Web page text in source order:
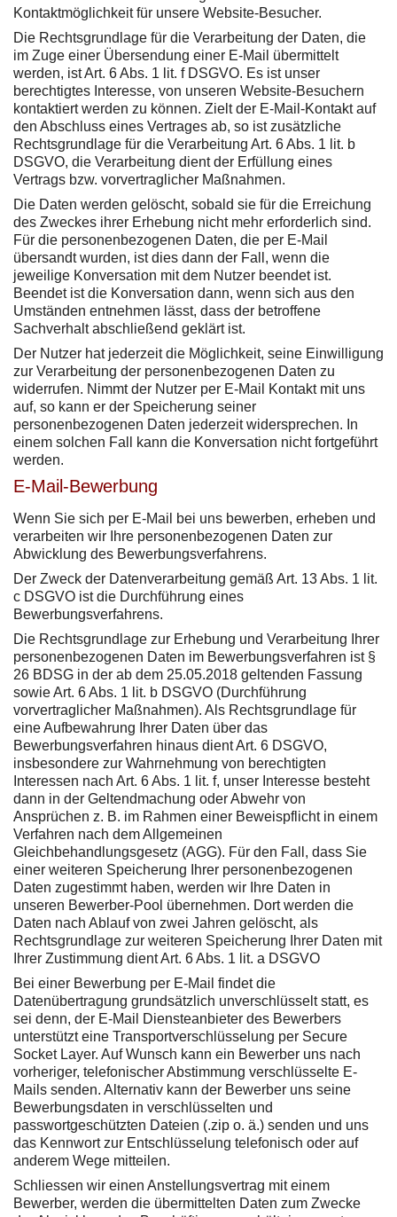
Kontaktmöglichkeit für unsere Website-Besucher.
Die Rechtsgrundlage für die Verarbeitung der Daten, die
im Zuge einer Übersendung einer E-Mail übermittelt
werden, ist Art. 6 Abs. 1 lit. f DSGVO. Es ist unser
berechtigtes Interesse, von unseren Website-Besuchern
kontaktiert werden zu können. Zielt der E-Mail-Kontakt auf
den Abschluss eines Vertrages ab, so ist zusätzliche
Rechtsgrundlage für die Verarbeitung Art. 6 Abs. 1 lit. b
DSGVO, die Verarbeitung dient der Erfüllung eines
Vertrags bzw. vorvertraglicher Maßnahmen.
Die Daten werden gelöscht, sobald sie für die Erreichung
des Zweckes ihrer Erhebung nicht mehr erforderlich sind.
Für die personenbezogenen Daten, die per E-Mail
übersandt wurden, ist dies dann der Fall, wenn die
jeweilige Konversation mit dem Nutzer beendet ist.
Beendet ist die Konversation dann, wenn sich aus den
Umständen entnehmen lässt, dass der betroffene
Sachverhalt abschließend geklärt ist.
Der Nutzer hat jederzeit die Möglichkeit, seine Einwilligung
zur Verarbeitung der personenbezogenen Daten zu
widerrufen. Nimmt der Nutzer per E-Mail Kontakt mit uns
auf, so kann er der Speicherung seiner
personenbezogenen Daten jederzeit widersprechen. In
einem solchen Fall kann die Konversation nicht fortgeführt
werden.
E-Mail-Bewerbung
Wenn Sie sich per E-Mail bei uns bewerben, erheben und
verarbeiten wir Ihre personenbezogenen Daten zur
Abwicklung des Bewerbungsverfahrens.
Der Zweck der Datenverarbeitung gemäß Art. 13 Abs. 1 lit.
c DSGVO ist die Durchführung eines
Bewerbungsverfahrens.
Die Rechtsgrundlage zur Erhebung und Verarbeitung Ihrer
personenbezogenen Daten im Bewerbungsverfahren ist §
26 BDSG in der ab dem 25.05.2018 geltenden Fassung
sowie Art. 6 Abs. 1 lit. b DSGVO (Durchführung
vorvertraglicher Maßnahmen). Als Rechtsgrundlage für
eine Aufbewahrung Ihrer Daten über das
Bewerbungsverfahren hinaus dient Art. 6 DSGVO,
insbesondere zur Wahrnehmung von berechtigten
Interessen nach Art. 6 Abs. 1 lit. f, unser Interesse besteht
dann in der Geltendmachung oder Abwehr von
Ansprüchen z. B. im Rahmen einer Beweispflicht in einem
Verfahren nach dem Allgemeinen
Gleichbehandlungsgesetz (AGG). Für den Fall, dass Sie
einer weiteren Speicherung Ihrer personenbezogenen
Daten zugestimmt haben, werden wir Ihre Daten in
unseren Bewerber-Pool übernehmen. Dort werden die
Daten nach Ablauf von zwei Jahren gelöscht, als
Rechtsgrundlage zur weiteren Speicherung Ihrer Daten mit
Ihrer Zustimmung dient Art. 6 Abs. 1 lit. a DSGVO
Bei einer Bewerbung per E-Mail findet die
Datenübertragung grundsätzlich unverschlüsselt statt, es
sei denn, der E-Mail Diensteanbieter des Bewerbers
unterstützt eine Transportverschlüsselung per Secure
Socket Layer. Auf Wunsch kann ein Bewerber uns nach
vorheriger, telefonischer Abstimmung verschlüsselte E-
Mails senden. Alternativ kann der Bewerber uns seine
Bewerbungsdaten in verschlüsselten und
passwortgeschützten Dateien (.zip o. ä.) senden und uns
das Kennwort zur Entschlüsselung telefonisch oder auf
anderem Wege mitteilen.
Schliessen wir einen Anstellungsvertrag mit einem
Bewerber, werden die übermittelten Daten zum Zwecke